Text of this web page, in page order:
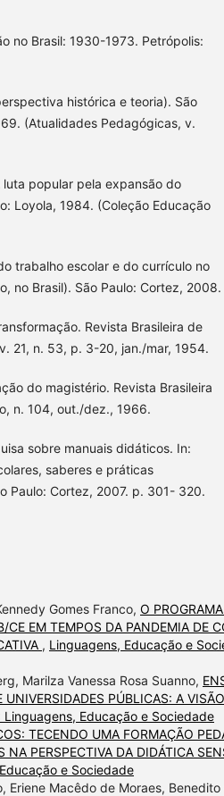
no Brasil: 1930-1973. Petrópolis:
histórica e teoria). São
(Atualidades Pedagógicas, v.
luta popular pela expansão do
Loyola, 1984. (Coleção Educação
trabalho escolar e do currículo no
no Brasil). São Paulo: Cortez, 2008.
Revista Brasileira de
21, n. 53, p. 3-20, jan./mar, 1954.
do magistério. Revista Brasileira
n. 104, out./dez., 1966.
sobre manuais didáticos. In:
saberes e práticas
Paulo: Cortez, 2007. p. 301- 320.
Gomes Franco, O
EM TEMPOS DA PANDEMIA DE
, Linguagens, Educação e
Marilza Vanessa Rosa Suanno,
UNIVERSIDADES PÚBLICAS: A
Educação e Sociedade
TECENDO UMA FORMAÇÃO
NA PERSPECTIVA DA DIDÁTICA
e Sociedade
Eriene Macêdo de Moraes,